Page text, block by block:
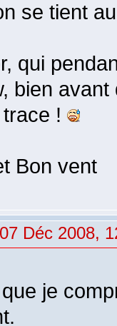
se tient
qui
bien
!
Bon vent
Déc 2008,
je